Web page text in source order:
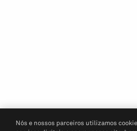
Nós e nossos parceiros utilizamos